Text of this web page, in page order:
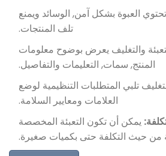
تحتوي العبوة بشكل آمن, الوسائد ويمنع
تلف المنتجات.
والتغليف يعرض بوضوح معلومات
المنتج, سمات, التعليمات والتفاصيل.
تلبي المتطلبات التنظيمية لوضع
العلامات ومعايير السلامة.
يمكن أن تكون التعبئة المخصصة
من حيث التكلفة حتى بكميات صغيرة.